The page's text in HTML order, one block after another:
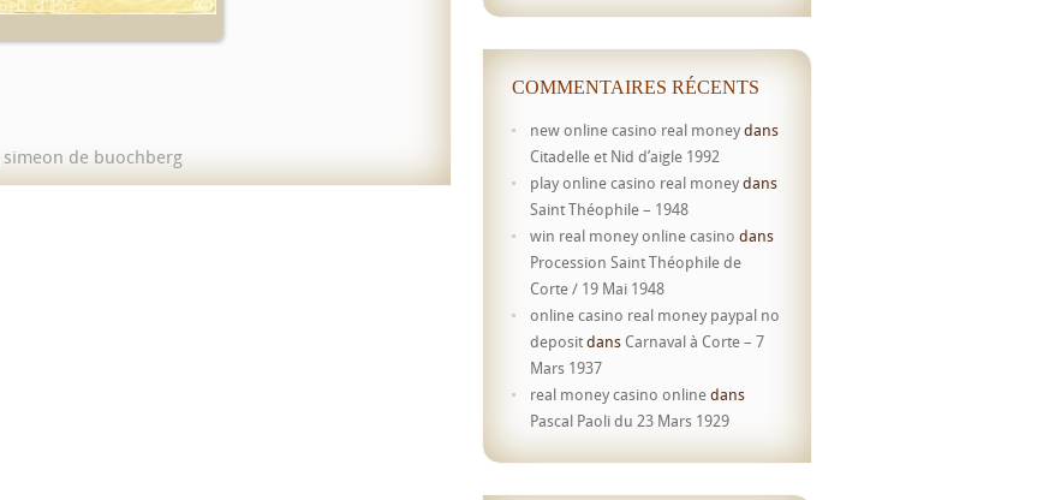
simeon de buochberg
COMMENTAIRES RÉCENTS
new online casino real moneydans
Citadelle et Nid d’aigle 1992
play online casino real moneydans
Saint Théophile – 1948
win real money online casino dans
Procession Saint Théophile de
Corte / 19 Mai 1948
online casino real money paypal no
depositdansCarnaval à Corte – 7
Mars 1937
real money casino onlinedans
Pascal Paoli du 23 Mars 1929